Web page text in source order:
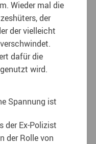
Wieder mal die
der
der vielleicht
dafür die
wird.
Spannung ist
der Ex-Polizist
der Rolle von